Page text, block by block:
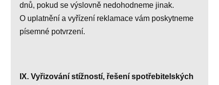
dnů, pokud se výslovně nedohodneme jinak.
O uplatnění a vyřízení reklamace vám poskytneme
písemné potvrzení.
IX. Vyřizování stížností, řešení spotřebitelských